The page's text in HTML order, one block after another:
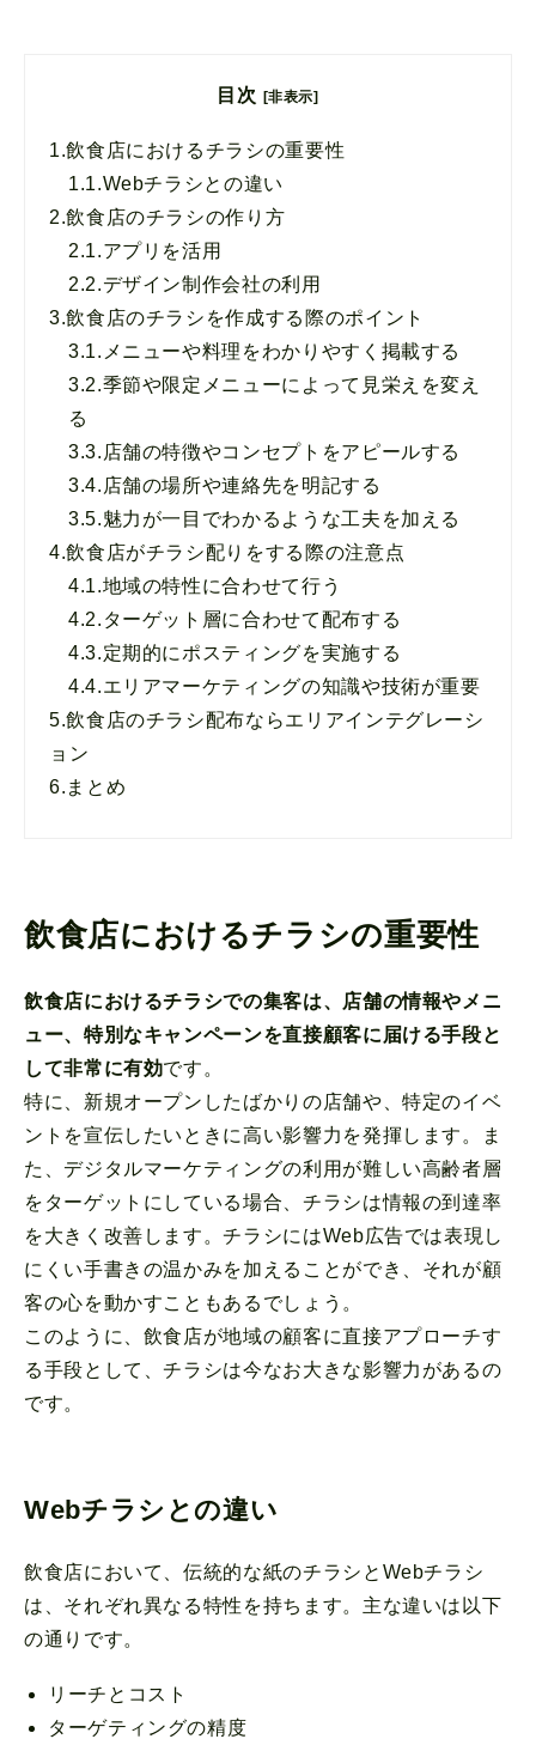
目次 [非表示]
1.飲食店におけるチラシの重要性
1.1.Webチラシとの違い
2.飲食店のチラシの作り方
2.1.アプリを活用
2.2.デザイン制作会社の利用
3.飲食店のチラシを作成する際のポイント
3.1. メニューや料理をわかりやすく掲載する
3.2.季節や限定メニューによって見栄えを変え
る
3.3. 店舗の特徴やコンセプトをアピールする
3.4. 店舗の場所や連絡先を明記する
3.5.魅力が一目でわかるような工夫を加える
4.飲食店がチラシ配りをする際の注意点
4.1.地域の特性に合わせて行う
4.2. ターゲット層に合わせて配布する
4.3.定期的にポスティングを実施する
4.4.エリアマーケティングの知識や技術が重要
5.飲食店のチラシ配布ならエリアインテグレーシ
ョン
6. まとめ
飲食店におけるチラシの重要性
飲食店におけるチラシでの集客は、店舗の情報やメニ
ュー、特別なキャンペーンを直接顧客に届ける手段と
して非常に有効です。
特に、新規オープンしたばかりの店舗や、特定のイベ
ントを宣伝したいときに高い影響力を発揮します。ま
た、デジタルマーケティングの利用が難しい高齢者層
をターゲットにしている場合、チラシは情報の到達率
を大きく改善します。チラシにはWeb広告では表現し
にくい手書きの温かみを加えることができ、それが顧
客の心を動かすこともあるでしょう。
このように、飲食店が地域の顧客に直接アプローチす
る手段として、チラシは今なお大きな影響力があるの
です。
Webチラシとの違い
飲食店において、伝統的な紙のチラシとWebチラシ
は、それぞれ異なる特性を持ちます。主な違いは以下
の通りです。
リーチとコスト
ターゲティングの精度